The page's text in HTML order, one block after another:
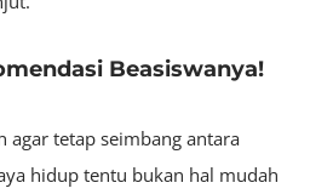
Beasiswanya!
agar tetap seimbang antara
hidup tentu bukan hal mudah